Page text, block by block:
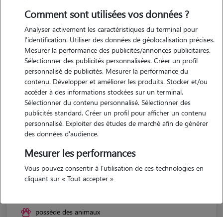
Clara
possède des animaux
Comment sont utilisées vos données ?
Analyser activement les caractéristiques du terminal pour
l'identification. Utiliser des données de géolocalisation précises.
Mesurer la performance des publicités/annonces publicitaires.
Sélectionner des publicités personnalisées. Créer un profil
personnalisé de publicités. Mesurer la performance du
contenu. Développer et améliorer les produits. Stocker et/ou
accéder à des informations stockées sur un terminal.
Sélectionner du contenu personnalisé. Sélectionner des
publicités standard. Créer un profil pour afficher un contenu
personnalisé. Exploiter des études de marché afin de générer
des données d'audience.
Mesurer les performances
Vous pouvez consentir à l'utilisation de ces technologies en
cliquant sur « Tout accepter »